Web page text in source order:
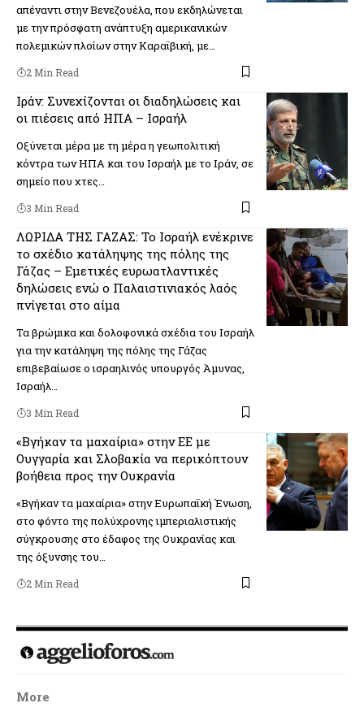
απέναντι στην Βενεζουέλα, που εκδηλώνεται
με την πρόσφατη ανάπτυξη αμερικανικών
πολεμικών πλοίων στην Καραϊβική, με…
2 Min Read
Ιράν: Συνεχίζονται οι διαδηλώσεις και
οι πιέσεις από ΗΠΑ – Ισραήλ
Οξύνεται μέρα με τη μέρα η γεωπολιτική
κόντρα των ΗΠΑ και του Ισραήλ με το Ιράν, σε
σημείο που χτες…
3 Min Read
ΛΩΡΙΔΑ ΤΗΣ ΓΑΖΑΣ: Το Ισραήλ ενέκρινε
το σχέδιο κατάληψης της πόλης της
Γάζας – Εμετικές ευρωατλαντικές
δηλώσεις ενώ ο Παλαιστινιακός λαός
πνίγεται στο αίμα
Τα βρώμικα και δολοφονικά σχέδια του Ισραήλ
για την κατάληψη της πόλης της Γάζας
επιβεβαίωσε ο ισραηλινός υπουργός Άμυνας,
Ισραήλ…
3 Min Read
«Βγήκαν τα μαχαίρια» στην ΕΕ με
Ουγγαρία και Σλοβακία να περικόπτουν
βοήθεια προς την Ουκρανία
«Βγήκαν τα μαχαίρια» στην Ευρωπαϊκή Ένωση,
στο φόντο της πολύχρονης ιμπεριαλιστικής
σύγκρουσης στο έδαφος της Ουκρανίας και
της όξυνσης του…
2 Min Read
More